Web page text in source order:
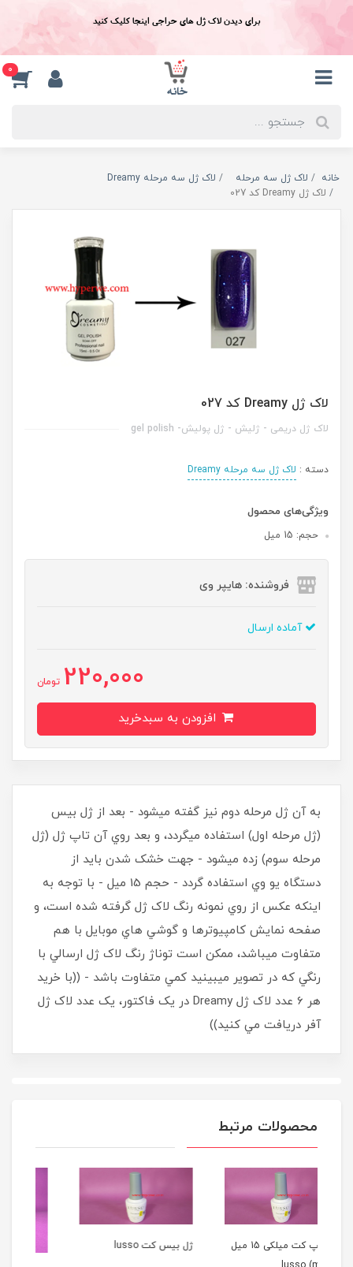
برای دیدن لاک ژل های حراجی اینجا کلیک کنید
0
خانه لاک ژل سه مرحله
لاک ژل سه مرحله Dreamy
لاک ژل Dreamy کد 027
لاک ژل Dreamy کد 027
لاک ژل دریمی - ژلیش - ژل پولیش- gel polish
دسته : لاک ژل سه مرحله Dreamy
ویژگی‌های محصول
حجم: 15 میل
فروشنده: هایپر وی
آماده ارسال
220,000 تومان
به آن ژل مرحله دوم نيز گفته ميشود - بعد از ژل بيس
(ژل مرحله اول) استفاده ميگردد، و بعد روي آن تاپ ژل (ژل
مرحله سوم) زده ميشود - جهت خشک شدن بايد از
دستگاه يو وي استفاده گردد - حجم 15 ميل - با توجه به
اينکه عکس از روي نمونه رنگ لاک ژل گرفته شده است، و
صفحه نمايش کامپيوترها و گوشي هاي موبايل با هم
متفاوت ميباشد، ممکن است توناژ رنگ لاک ژل ارسالي با
رنگي که در تصوير ميبينيد کمي متفاوت باشد - ((با خريد
هر 6 عدد لاک ژل Dreamy در يک فاکتور، يک عدد لاک ژل
آفر دريافت مي کنيد))
محصولات مرتبط
ژل بيس کت lusso